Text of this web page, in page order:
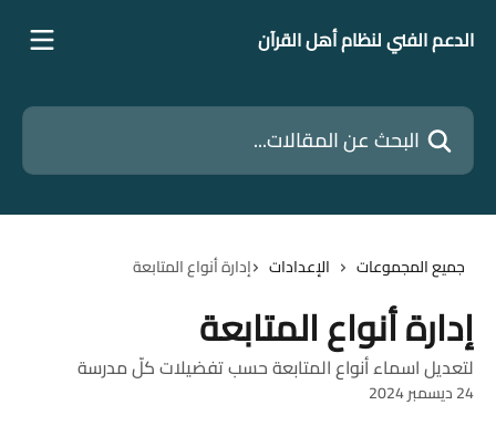
الدعم الفني لنظام أهل القرآن
البحث عن المقالات...
جميع المجموعات الإعدادات إدارة أنواع المتابعة
إدارة أنواع المتابعة
لتعديل اسماء أنواع المتابعة حسب تفضيلات كلّ مدرسة
24 ديسمبر 2024